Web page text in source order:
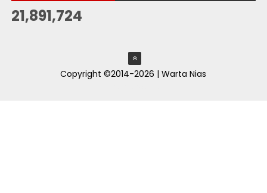
21,891,724
Copyright ©2014-2026 | Warta Nias